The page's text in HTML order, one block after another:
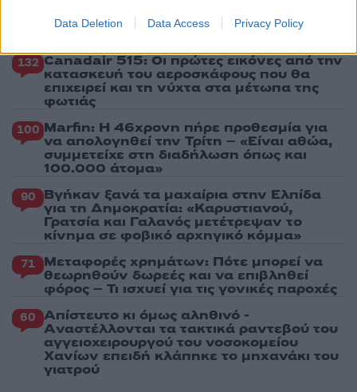
Data Deletion Data Access Privacy Policy
Πιο σχολιασμένα
132 Canadair 515: Οι πρώτες εικόνες από την
κατασκευή του αεροσκάφους που θα
επιχειρεί και τη νύχτα στα μέτωπα της
φωτιάς
100 Marfin: Η 46χρονη πήρε προθεσμία για
να απολογηθεί την Τρίτη – «Είναι αθώα,
συμμετείχε στη διαδήλωση όπως και
100.000 άτομα»
90 Βγήκαν ξανά τα μαχαίρια στην Ελπίδα
για τη Δημοκρατία: «Καρυστιανού,
Γρατσία και Γαλανός μετέτρεψαν το
κίνημα σε φοβικό αρχηγικό κόμμα»
71 Μεταφορές χρημάτων: Πότε μπορεί να
θεωρηθούν δωρεές και να επιβληθεί
φόρος – Τι ισχυεί για τις γονικές παροχές
60 Απίστευτο κι όμως αληθινό -
Aναστέλλονται τα τακτικά ραντεβού του
αγγειοχειρουργού του νοσοκομείου
Χανίων επειδή κλάπηκε το μηχανάκι του
γιατρού